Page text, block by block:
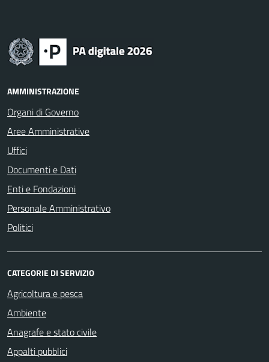
AMMINISTRAZIONE
Organi di Governo
Aree Amministrative
Uffici
Documenti e Dati
Enti e Fondazioni
Personale Amministrativo
Politici
CATEGORIE DI SERVIZIO
Agricoltura e pesca
Ambiente
Anagrafe e stato civile
Appalti pubblici